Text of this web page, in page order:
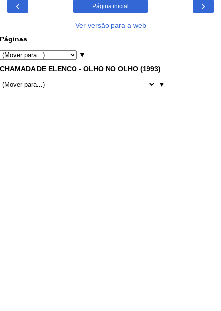
‹ ›
Página inicial
Ver versão para a web
Páginas
▼
CHAMADA DE ELENCO - OLHO NO OLHO (1993)
▼